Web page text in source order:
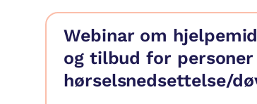
Webinar om
og tilbud for
hørselsnedsettelse/